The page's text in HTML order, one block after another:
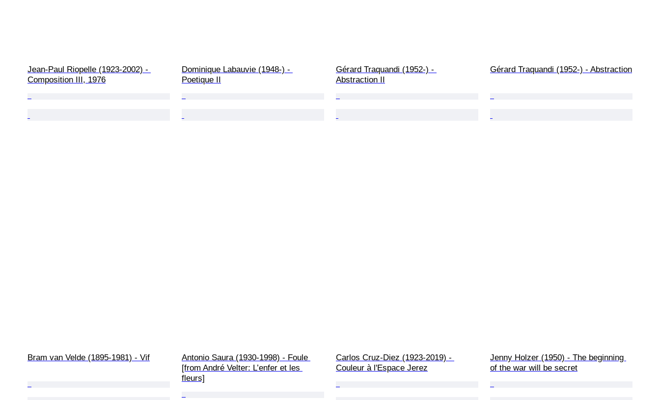
Jean-Paul Riopelle (1923-2002) -
Composition III, 1976
Dominique Labauvie (1948-) -
Poetique II
Gérard Traquandi (1952-) -
Abstraction II
Gérard Traquandi (1952-) - Abstraction
Bram van Velde (1895-1981) - Vif
Antonio Saura (1930-1998) - Foule
[from André Velter: L’enfer et les
fleurs]
Carlos Cruz-Diez (1923-2019) -
Couleur à l'Espace Jerez
Jenny Holzer (1950) - The beginning
of the war will be secret